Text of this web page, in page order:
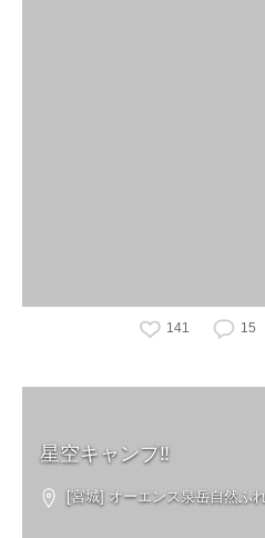
141 15
星空キャンプ‼︎
[宮城] オーエンス泉岳自然ふ